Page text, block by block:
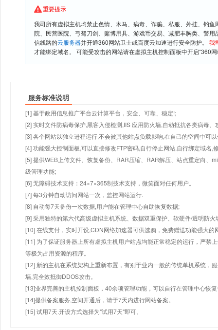
重要提示
我司所有虚拟主机均禁止色情、木马、病毒、诈骗、私服、外挂、钓
院、民营医院、弓驽刀剑、赌博用具、游戏币交易、减肥丰胸类、警
信线路的云服务器并开通360网站卫士或百度云加速进行安全防护。 我
才能绑定域名。 可能受攻击的网站请在虚拟主机控制面板中开启“360
服务标准说明
[1] 基于政用信息推广平台云计算平台，安全、可靠、稳定!;
[2] 实时文件防病毒保护,黑客入侵检测,IIS 应用防火墙,自动抵抗各类病毒、
[3] 各个网站以独立进程运行,不会被其他站点负载影响,在自己的空间中可
[4] 功能强大控制面板,可以直接修改FTP密码,自行停止网站,自行绑定域名,
[5] 提供WEB上传文件、恢复备份、RAR压缩、RAR解压、站点重定向、
级管理功能;
[6] 无障碍技术支持：24×7×365制技术支持，微笑面对任何用户。
[7] 每3分钟自动访问网站一次，监控网站运行.
[8] 自动每7天备份一次数据,用户能在管理中心自助恢复数据;
[9] 采用独特的第六代高级虚拟主机系统、数据双重保护、软硬件/透明防火
[10] 在线支付，实时开设,CDN网络加速器可供选购，免费赠送功能强大
[11] 为了保证服务器上所有虚拟主机用户站点均能正常稳定的运行，严禁
等极为占用资源的程序。
[12] 新的主机在系统架构上重新布置，有别于业内一般的传统单机系统，
墙,完全效抵御DDOS攻击。
[13]业界完善的主机控制面板，40余项管理功能，可以自行在管理中心恢
[14]提供备案服务,空间开通后，请于7天内进行网站备案。
[15] 试用7天.开设方式选择为"试用7天"即可。